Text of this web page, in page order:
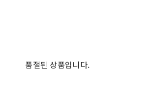
품절된 상품입니다.